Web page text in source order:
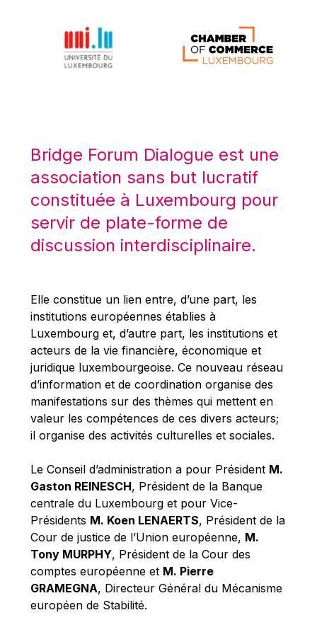
Lucas Papademos
Máire Geoghegan-Quinn
Mario Centeno
Mario Monti
Maroš ŠEFČOVIČ
Martin Bailey
Martine Reicherts
Michael Sohlman
Michel Goedert
Mireille Delmas-Marty
Nobuo Tanaka
Otmar Issing
Paolo Mengozzi
Paschal Donohoe
Pat Cox
Patrizia Nanz
Philippe Maystadt
Pierre Gramegna
Richard Pelly
Robert Goebbels
Robert REYNDERS
Bridge Forum Dialogue est une
association sans but lucratif
constituée à Luxembourg pour
servir de plate-forme de
discussion interdisciplinaire.
Elle constitue un lien entre, d’une part, les
institutions européennes établies à
Luxembourg et, d’autre part, les institutions et
acteurs de la vie financière, économique et
juridique luxembourgeoise. Ce nouveau réseau
d’information et de coordination organise des
manifestations sur des thèmes qui mettent en
valeur les compétences de ces divers acteurs;
il organise des activités culturelles et sociales.
Le Conseil d’administration a pour Président M.
Gaston REINESCH, Président de la Banque
centrale du Luxembourg et pour Vice-
Présidents M. Koen LENAERTS, Président de la
Cour de justice de l’Union européenne, M.
Tony MURPHY, Président de la Cour des
comptes européenne et M. Pierre
GRAMEGNA, Directeur Général du Mécanisme
européen de Stabilité.